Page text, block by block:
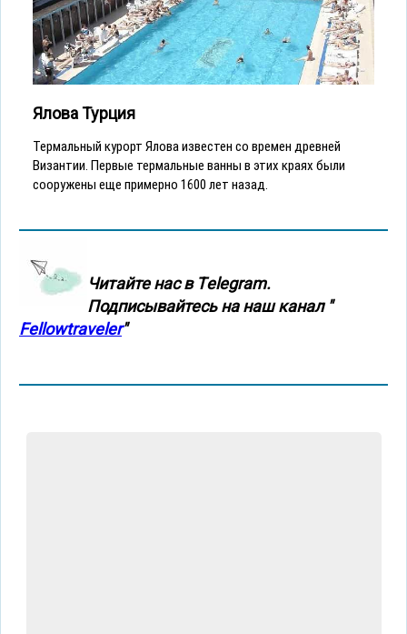
Ялова Турция
Термальный курорт Ялова известен со времен древней
Византии. Первые термальные ванны в этих краях были
сооружены еще примерно 1600 лет назад.
Читайте нас в Тelegram.
Подписывайтесь на наш канал "
Fellowtraveler"